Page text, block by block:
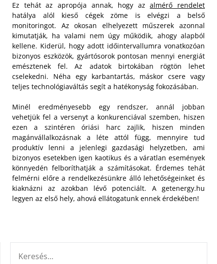
Ez tehát az apropója annak, hogy azalmérő rendelet
hatálya alól kieső cégek zöme is elvégzi a belső
monitoringot. Az okosan elhelyezett műszerek azonnal
kimutatják, ha valami nem úgy működik, ahogy alapból
kellene. Kiderül, hogy adott időintervallumra vonatkozóan
bizonyos eszközök, gyártósorok pontosan mennyi energiát
emésztenek fel. Az adatok birtokában rögtön lehet
cselekedni. Néha egy karbantartás, máskor csere vagy
teljes technológiaváltás segít a hatékonyság fokozásában.
Minél eredményesebb egy rendszer, annál jobban
vehetjük fel a versenyt a konkurenciával szemben, hiszen
ezen a szintéren óriási harc zajlik, hiszen minden
magánvállalkozásnak a léte attól függ, mennyire tud
produktív lenni a jelenlegi gazdasági helyzetben, ami
bizonyos esetekben igen kaotikus és a váratlan események
könnyedén felboríthatják a számításokat. Érdemes tehát
felmérni előre a rendelkezésünkre álló lehetőségeinket és
kiaknázni az azokban lévő potenciált. A getenergy.hu
legyen az első hely, ahová ellátogatunk ennek érdekében!